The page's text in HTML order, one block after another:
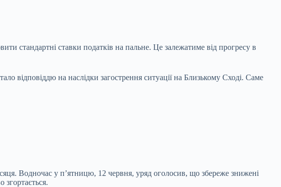
стандартні ставки податків на пальне. Це залежатиме від прогресу в
відповіддю на наслідки загострення ситуації на Близькому Сході. Саме
Водночас у п’ятницю, 12 червня, уряд оголосив, що збереже знижені